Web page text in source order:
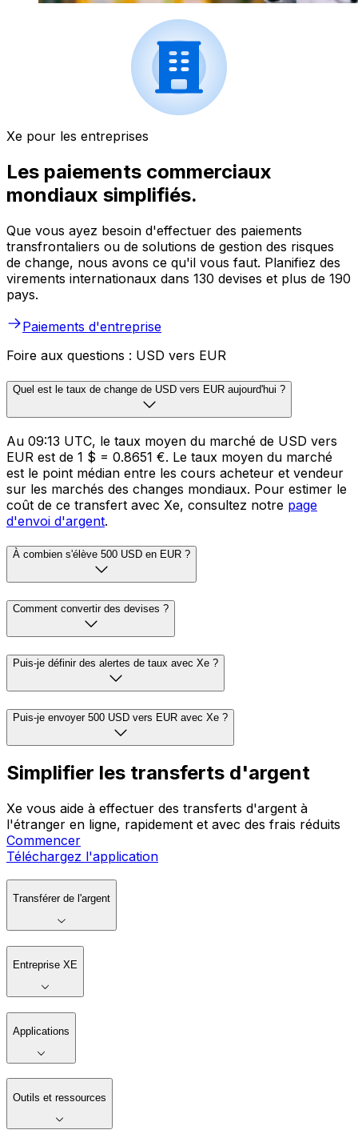
Xe pour les entreprises
Les paiements commerciaux
mondiaux simplifiés.
Que vous ayez besoin d'effectuer des paiements
transfrontaliers ou de solutions de gestion des risques
de change, nous avons ce qu'il vous faut. Planifiez des
virements internationaux dans 130 devises et plus de 190
pays.
Paiements d'entreprise
Foire aux questions : USD vers EUR
Quel est le taux de change de USD vers EUR aujourd'hui ?
Au 09:13 UTC, le taux moyen du marché de USD vers
EUR est de 1 $ = 0.8651 €. Le taux moyen du marché
est le point médian entre les cours acheteur et vendeur
sur les marchés des changes mondiaux. Pour estimer le
coût de ce transfert avec Xe, consultez notre page
d'envoi d'argent.
À combien s'élève 500 USD en EUR ?
Comment convertir des devises ?
Puis-je définir des alertes de taux avec Xe ?
Puis-je envoyer 500 USD vers EUR avec Xe ?
Simplifier les transferts d'argent
Xe vous aide à effectuer des transferts d'argent à
l'étranger en ligne, rapidement et avec des frais réduits
Commencer
Téléchargez l'application
Transférer de l'argent
Entreprise XE
Applications
Outils et ressources